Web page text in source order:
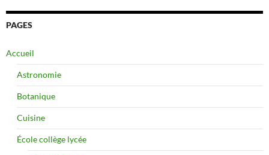
PAGES
Accueil
Astronomie
Botanique
Cuisine
École collège lycée